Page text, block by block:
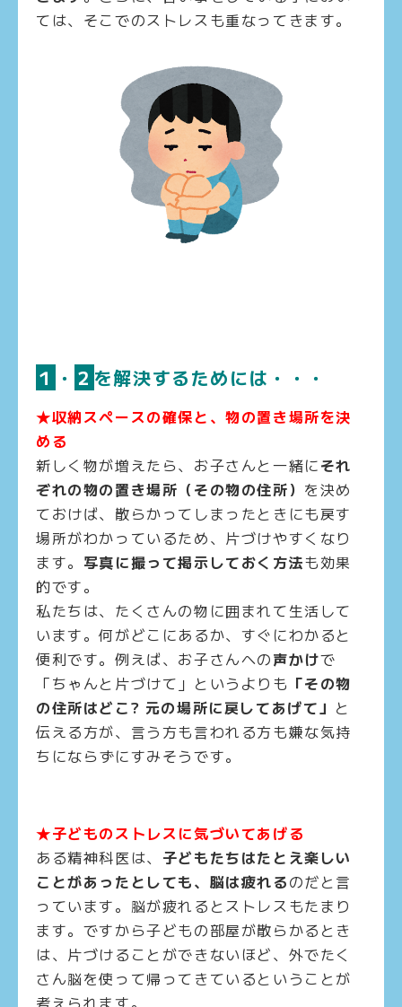
ては、そこでのストレスも重なってきます。
１ ・ ２ を解決するためには・・・
★収納スペースの確保と、物の置き場所を決
める
新しく物が増えたら、お子さんと一緒にそれ
ぞれの物の置き場所（その物の住所） を決め
ておけば、散らかってしまったときにも戻す
場所がわかっているため、片づけやすくなり
ます。 写真に撮って掲示しておく方法も効果
的です。
私たちは、たくさんの物に囲まれて生活して
います。何がどこにあるか、すぐにわかると
便利です。例えば、お子さんへの声かけで
「ちゃんと片づけて」というよりも 「その物
の住所はどこ? 元の場所に戻してあげて」 と
伝える方が、言う方も言われる方も嫌な気持
ちにならずにすみそうです。
★子どものストレスに気づいてあげる
ある精神科医は、 子どもたちはたとえ楽しい
ことがあったとしても、脳は疲れるのだと言
っています。脳が疲れるとストレスもたまり
ます。ですから子どもの部屋が散らかるとき
は、片づけることができないほど、外でたく
さん脳を使って帰ってきているということが
考えられます。